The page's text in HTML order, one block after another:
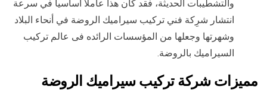
والتشطيبات الحديثة، فقد كان هذا عاملا أساسيا في سرعة
انتشار شرِكة فني تركيب سيراميك الروضة في أنحاء البلاد
وشهرتها وجعلها من المؤسسات الرائده فى عالم تركيب
السيراميك بالروضة.
مميزات شركة تركيب سيراميك الروضة